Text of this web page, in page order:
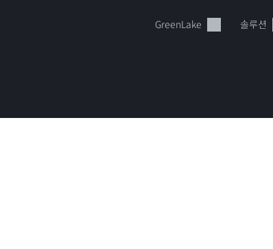
GreenLake 솔루션